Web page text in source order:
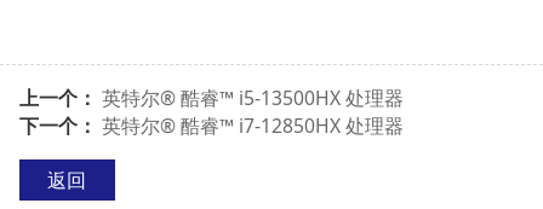
上一个： 英特尔® 酷睿™ i5-13500HX 处理器
下一个： 英特尔® 酷睿™ i7-12850HX 处理器
返回